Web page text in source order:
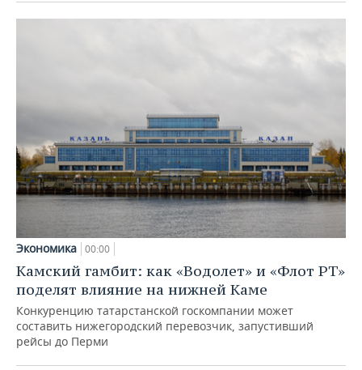
Экономика 00:00
Камский гамбит: как «Водолет» и «Флот РТ»
поделят влияние на нижней Каме
Конкуренцию татарстанской госкомпании может
составить нижегородский перевозчик, запустивший
рейсы до Перми